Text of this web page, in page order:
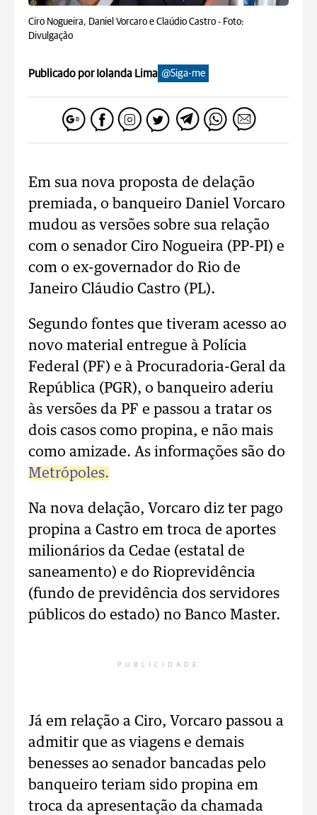
Ciro Nogueira, Daniel Vorcaro e Claúdio Castro - Foto:
Divulgação
Publicado por Iolanda Lima @Siga-me
Em sua nova proposta de delação
premiada, o banqueiro Daniel Vorcaro
mudou as versões sobre sua relação
com o senador Ciro Nogueira (PP-PI) e
com o ex-governador do Rio de
Janeiro Cláudio Castro (PL).
Segundo fontes que tiveram acesso ao
novo material entregue à Polícia
Federal (PF) e à Procuradoria-Geral da
República (PGR), o banqueiro aderiu
às versões da PF e passou a tratar os
dois casos como propina, e não mais
como amizade. As informações são do
Metrópoles.
Na nova delação, Vorcaro diz ter pago
propina a Castro em troca de aportes
milionários da Cedae (estatal de
saneamento) e do Rioprevidência
(fundo de previdência dos servidores
públicos do estado) no Banco Master.
PUBLICIDADE
Já em relação a Ciro, Vorcaro passou a
admitir que as viagens e demais
benesses ao senador bancadas pelo
banqueiro teriam sido propina em
troca da apresentação da chamada